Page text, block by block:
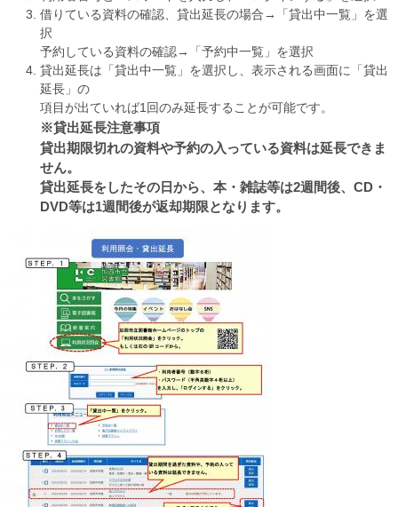
借りている資料の確認、貸出延長の場合→「貸出中一覧」を選
択
予約している資料の確認→「予約中一覧」を選択
貸出延長は「貸出中一覧」を選択し、表示される画面に「貸出
延長」の
項目が出ていれば1回のみ延長することが可能です。
※貸出延長注意事項
貸出期限切れの資料や予約の入っている資料は延長できま
せん。
貸出延長をしたその日から、本・雑誌等は2週間後、CD・
DVD等は1週間後が返却期限となります。